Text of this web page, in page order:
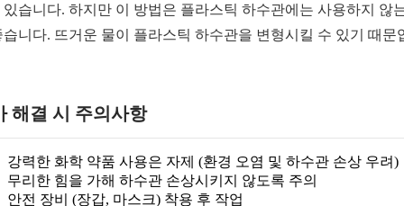
있습니다. 하지만 이 방법은 플라스틱 하수관에는 사용하지 않
습니다. 뜨거운 물이 플라스틱 하수관을 변형시킬 수 있기 때문
해결 시 주의사항
강력한 화학 약품 사용은 자제 (환경 오염 및 하수관 손상 우려)
무리한 힘을 가해 하수관 손상시키지 않도록 주의
안전 장비 (장갑, 마스크) 착용 후 작업